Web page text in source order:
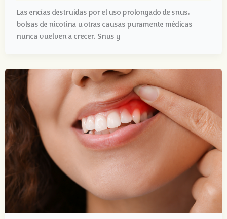
Las encías destruidas por el uso prolongado de snus,
bolsas de nicotina u otras causas puramente médicas
nunca vuelven a crecer. Snus y